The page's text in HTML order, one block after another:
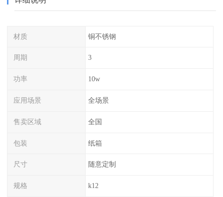
材质 铜不锈钢
周期 3
功率 10w
应用场景 全场景
售卖区域 全国
包装 纸箱
尺寸 随意定制
规格 k12